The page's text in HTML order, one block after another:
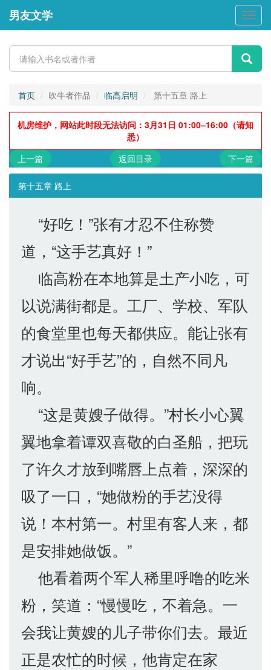
男
友
学
男友文学
首页 吹牛者作品 临高启明 第十五章 路上
机房维护，网站此时段无法访问：3月31日 01:00–16:00（请知
悉）
上一篇
返回目录 下一篇
第十五章 路上
“好吃！”张有才忍不住称赞
道，“这手艺真好！”
临高粉在本地算是土产小吃，可
以说满街都是。工厂、学校、军队
的食堂里也每天都供应。能让张有
才说出“好手艺”的，自然不同凡
响。
“这是黄嫂子做得。”村长小心翼
翼地拿着谭双喜敬的白圣船，把玩
了许久才放到嘴唇上点着，深深的
吸了一口，“她做粉的手艺没得
说！本村第一。村里有客人来，都
是安排她做饭。”
他看着两个军人稀里呼噜的吃米
粉，笑道：“慢慢吃，不着急。一
会我让黄嫂的儿子带你们去。最近
正是农忙的时候，他肯定在家